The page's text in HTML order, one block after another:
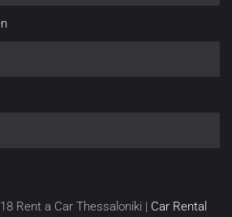
Rent a Car Thessaloniki | Car Rental